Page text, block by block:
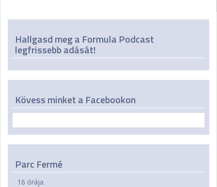
Hallgasd meg a Formula Podcast
legfrissebb adását!
Kövess minket a Facebookon
Parc Fermé
16 órája